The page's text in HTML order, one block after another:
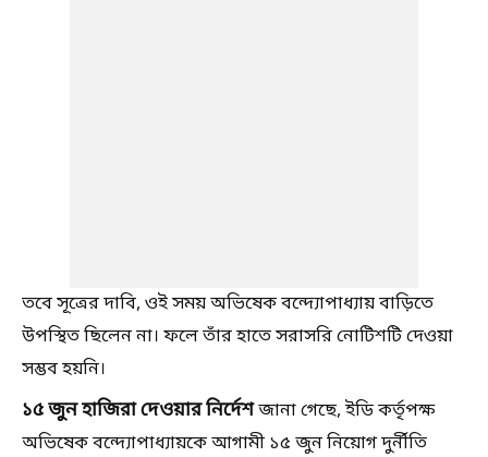
তবে সূত্রের দাবি, ওই সময় অভিষেক বন্দ্যোপাধ্যায় বাড়িতে
উপস্থিত ছিলেন না। ফলে তাঁর হাতে সরাসরি নোটিশটি দেওয়া
সম্ভব হয়নি।
১৫ জুন হাজিরা দেওয়ার নির্দেশজানা গেছে, ইডি কর্তৃপক্ষ
অভিষেক বন্দ্যোপাধ্যায়কে আগামী ১৫ জুন নিয়োগ দুর্নীতি